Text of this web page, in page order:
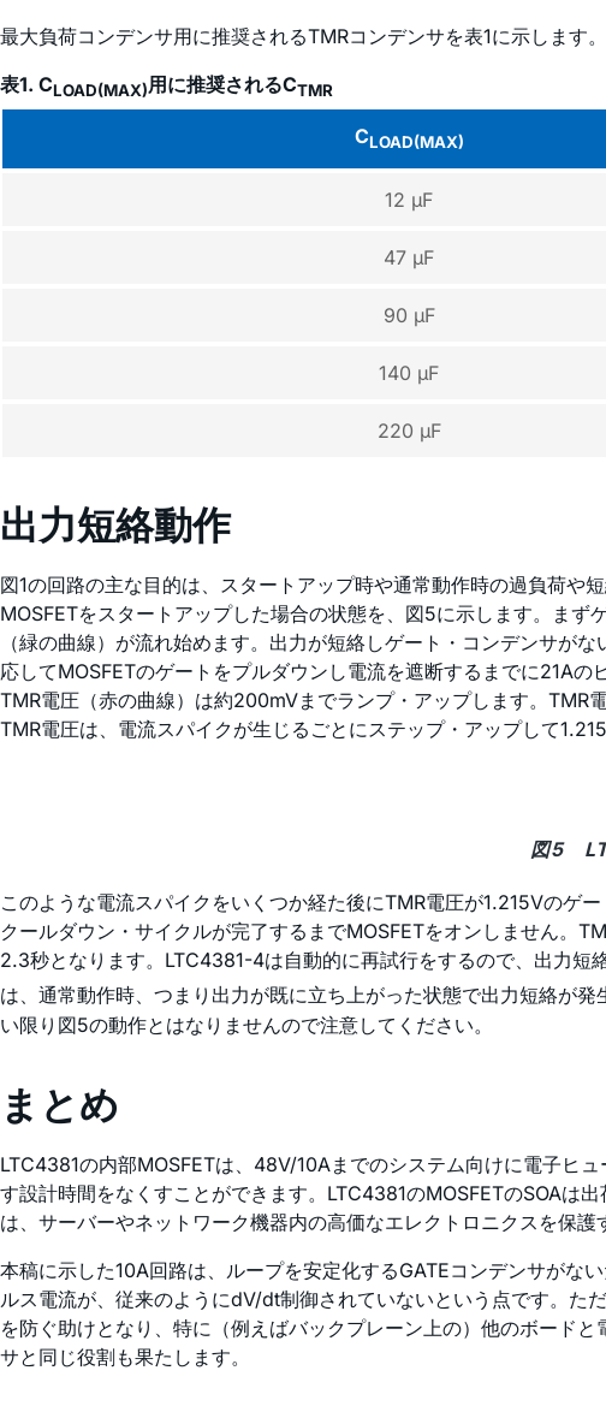
最大負荷コンデンサ用に推奨されるTMRコンデンサを表1に示します
表1. CLOAD(MAX)用に推奨されるCTMR
CLOAD(MAX)
12 µF
47 µF
90 µF
140 µF
220 µF
出力短絡動作
図1の回路の主な目的は、スタートアップ時や通常動作時の過負荷
MOSFETをスタートアップした場合の状態を、図5に示します。ま
（緑の曲線）が流れ始めます。出力が短絡しゲート・コンデンサが
応してMOSFETのゲートをプルダウンし電流を遮断するまでに21A
TMR電圧（赤の曲線）は約200mVまでランプ・アップします。TMR
TMR電圧は、電流スパイクが生じるごとにステップ・アップして
図5
このような電流スパイクをいくつか経た後にTMR電圧が1.215Vのゲ
クールダウン・サイクルが完了するまでMOSFETをオンしません。
2.3秒となります。LTC4381-4は自動的に再試行をするので、出力短
は、通常動作時、つまり出力が既に立ち上がった状態で出力短絡が
い限り図5の動作とはなりませんので注意してください。
まとめ
LTC4381の内部MOSFETは、48V/10Aまでのシステム向けに電子ヒ
す設計時間をなくすことができます。LTC4381のMOSFETのSOAは
は、サーバーやネットワーク機器内の高価なエレクトロニクスを保
本稿に示した10A回路は、ループを安定化するGATEコンデンサがな
ルス電流が、従来のようにdV/dt制御されていないという点です。た
を防ぐ助けとなり、特に（例えばバックプレーン上の）他のボード
サと同じ役割も果たします。